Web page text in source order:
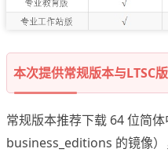
本次提供常规版本与LTSC版
常规版本推荐下载 64 位简
business_editions 的镜像